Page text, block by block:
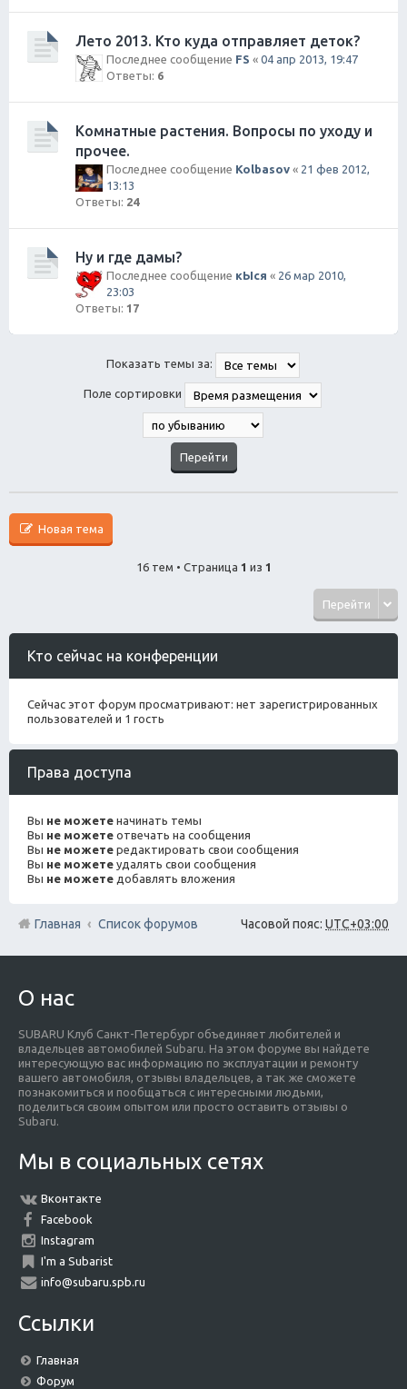
Лето 2013. Кто куда отправляет деток?
Последнее сообщение FS « 04 апр 2013, 19:47
Ответы: 6
Комнатные растения. Вопросы по уходу и
прочее.
Последнее сообщение Kolbasov « 21 фев 2012,
13:13
Ответы: 24
Ну и где дамы?
Последнее сообщение кЫся « 26 мар 2010,
23:03
Ответы: 17
Показать темы за:
Поле сортировки
Новая тема
16 тем • Страница 1 из 1
Перейти
Кто сейчас на конференции
Сейчас этот форум просматривают: нет зарегистрированных
пользователей и 1 гость
Права доступа
Вы не можете начинать темы
Вы не можете отвечать на сообщения
Вы не можете редактировать свои сообщения
Вы не можете удалять свои сообщения
Вы не можете добавлять вложения
Часовой пояс: UTC+03:00
Главная Список форумов
О нас
SUBARU Клуб Санкт-Петербург объединяет любителей и
владельцев автомобилей Subaru. На этом форуме вы найдете
интересующую вас информацию по эксплуатации и ремонту
вашего автомобиля, отзывы владельцев, а так же сможете
познакомиться и пообщаться с интересными людьми,
поделиться своим опытом или просто оставить отзывы о
Subaru.
Мы в социальных сетях
Вконтакте
Facebook
Instagram
I'm a Subarist
info@subaru.spb.ru
Ссылки
Главная
Форум